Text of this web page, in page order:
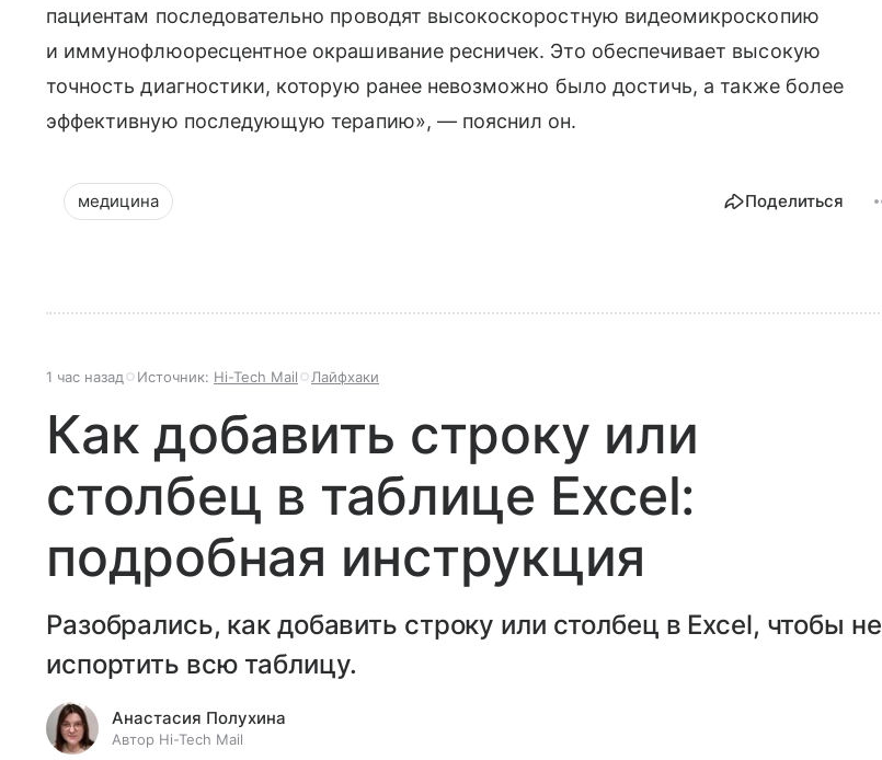
пациентам последовательно проводят высокоскоростную видеомикроскопию
и иммунофлюоресцентное окрашивание ресничек. Это обеспечивает высокую
точность диагностики, которую ранее невозможно было достичь, а также более
эффективную последующую терапию», — пояснил он.
медицина Поделиться
1 час назад Источник: Hi-Tech Mail Лайфхаки
Как добавить строку или
столбец в таблице Excel:
подробная инструкция
Разобрались, как добавить строку или столбец в Excel, чтобы не
испортить всю таблицу.
Анастасия Полухина
Автор Hi-Tech Mail